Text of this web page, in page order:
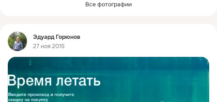
Все фотографии
Фид
Эдуард Горюнов
27 ноя 2015